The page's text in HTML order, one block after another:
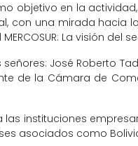
objetivo en la
con una mirada hacia
La visión del
José Roberto
de la Cámara de
las instituciones
asociados como